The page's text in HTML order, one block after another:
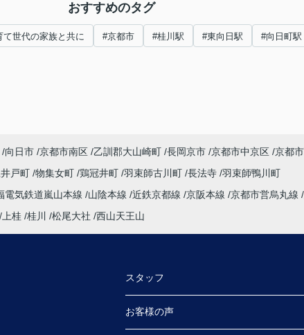
おすすめのタグ
て世代の家族と共に #京都市 #桂川駅 #東向日駅 #向日町駅
向日市 京都市南区 乙訓郡大山崎町 長岡京市 京都市中京区 京都
戸町 物集女町 鶏冠井町 羽束師古川町 長法寺 羽束師鴨川町
電気鉄道嵐山本線 山陰本線 近鉄京都線 京阪本線 京都市営烏丸線
上桂 桂川 松尾大社 西山天王山
スタッフ
お客様の声